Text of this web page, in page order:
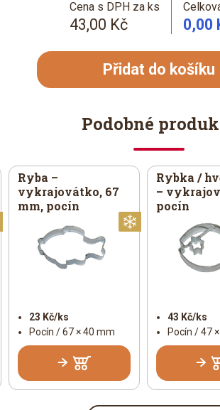
Cena s DPH za ks
43,00 Kč 0,00
Přidat do košíku
Podobné
Ryba –
vykrajovátko, 67
mm, pocín
23 Kč/ks
Pocín / 67 × 40 mm
Rybka /
–
pocín
43 Kč/ks
Pocín / 47